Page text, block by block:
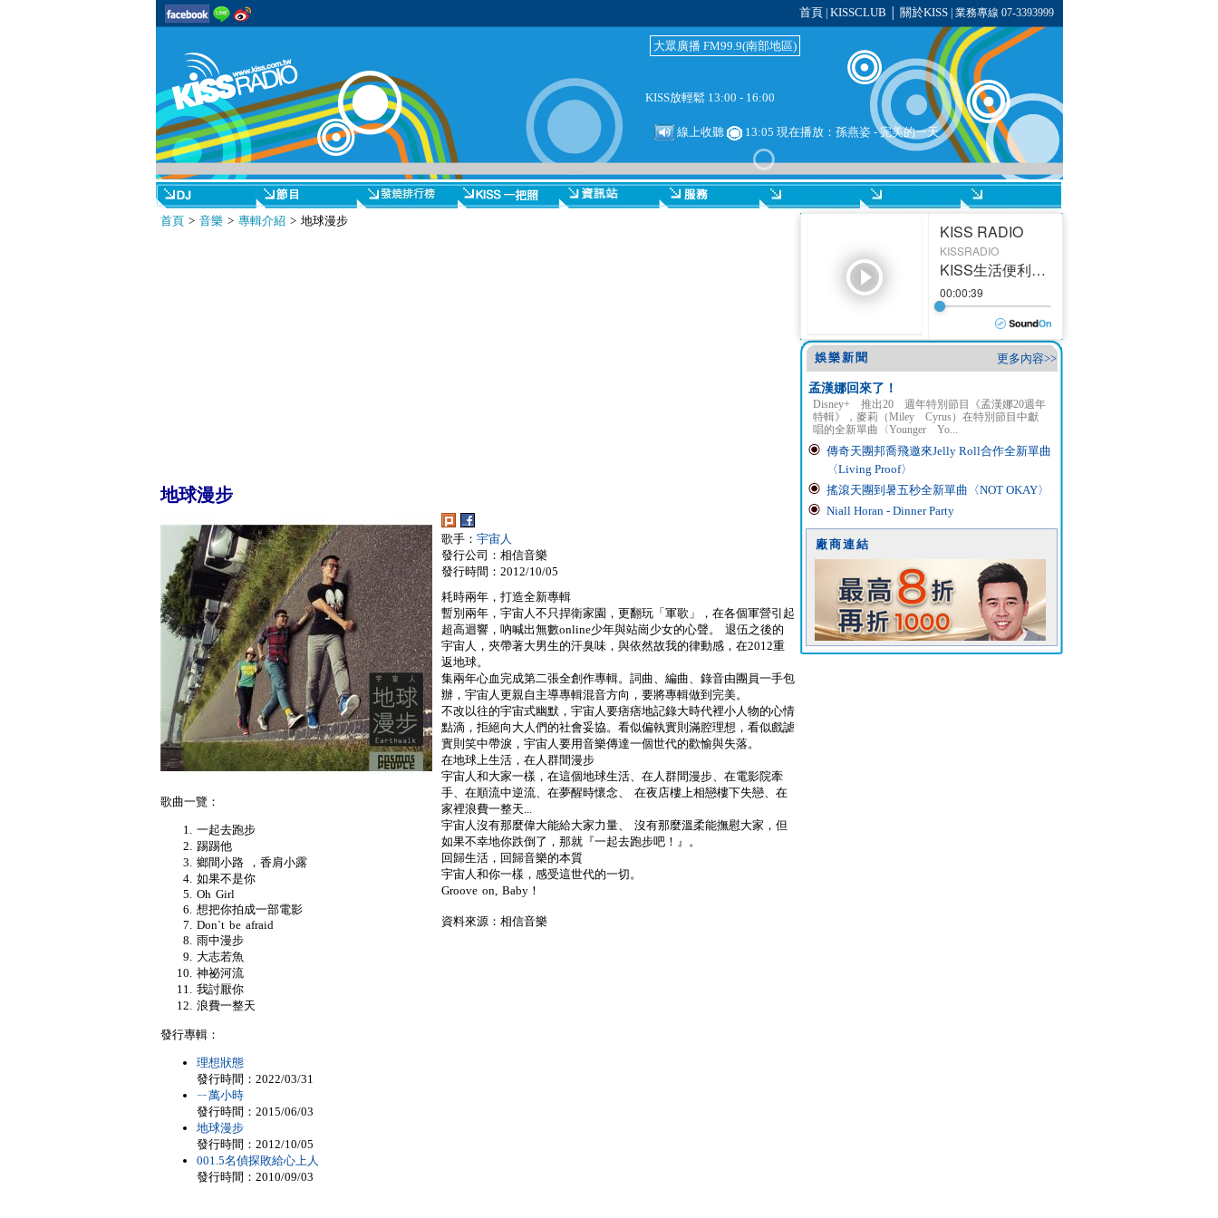
首頁 KISSCLUB 關於KISS| 業務專線 07-3393999
大眾廣播 FM99.9(南部地區)
KISS放輕鬆 13:00 - 16:00
線上收聽 13:05 現在播放： 孫燕姿-完美的一天
首頁> 音樂> 專輯介紹 > 地球漫步
地球漫步
歌手： 宇宙人
發行公司：相信音樂
發行時間：2012/10/05
耗時兩年，打造全新專輯
暫別兩年，宇宙人不只捍衛家園，更翻玩「軍歌」，在各個軍營引起
超高迴響，吶喊出無數online少年與站崗少女的心聲。 退伍之後的
宇宙人，夾帶著大男生的汗臭味，與依然故我的律動感，在2012重
返地球。
集兩年心血完成第二張全創作專輯。詞曲、編曲、錄音由團員一手包
辦，宇宙人更親自主導專輯混音方向，要將專輯做到完美。
不改以往的宇宙式幽默，宇宙人要痞痞地記錄大時代裡小人物的心情
點滴，拒絕向大人們的社會妥協。看似偏執實則滿腔理想，看似戲謔
實則笑中帶淚，宇宙人要用音樂傳達一個世代的歡愉與失落。
在地球上生活，在人群間漫步
宇宙人和大家一樣，在這個地球生活、在人群間漫步、在電影院牽
手、在順流中逆流、在夢醒時懷念、 在夜店樓上相戀樓下失戀、在
家裡浪費一整天...
宇宙人沒有那麼偉大能給大家力量、 沒有那麼溫柔能撫慰大家，但
如果不幸地你跌倒了，那就『一起去跑步吧！』。
回歸生活，回歸音樂的本質
宇宙人和你一樣，感受這世代的一切。
Groove on, Baby！
資料來源：相信音樂
歌曲一覽：
一起去跑步
踢踢他
鄉間小路 ，香肩小露
如果不是你
Oh Girl
想把你拍成一部電影
Don`t be afraid
雨中漫步
大志若魚
神祕河流
我討厭你
浪費一整天
發行專輯：
理想狀態
發行時間：2022/03/31
ㄧ萬小時
發行時間：2015/06/03
地球漫步
發行時間：2012/10/05
001.5名偵探敗給心上人
發行時間：2010/09/03
更多內容>>
娛樂新聞
孟漢娜回來了！
Disney+ 推出20 週年特別節目《孟漢娜20週年
特輯》，麥莉（Miley Cyrus）在特別節目中獻
唱的全新單曲〈Younger Yo...
傳奇天團邦喬飛邀來Jelly Roll合作全新單曲
〈Living Proof〉
搖滾天團到暑五秒全新單曲〈NOT OKAY〉
Niall Horan - Dinner Party
廠商連結